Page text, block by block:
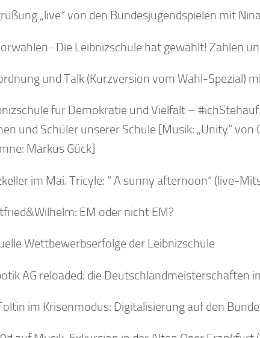
„live“ von den Bundesjugendspielen mit
Die Leibnizschule hat gewählt! Zahlen
und Talk (Kurzversion vom Wahl-Spezial)
für Demokratie und Vielfalt –
und Schüler unserer Schule [Musik: „Unity“
Markus Gück]
im Mai. Tricyle: “ A sunny afternoon“ (live-
EM oder nicht EM?
Wettbewerbserfolge der Leibnizschule
AG reloaded: die Deutschlandmeisterschaften
im Krisenmodus: Digitalisierung auf den